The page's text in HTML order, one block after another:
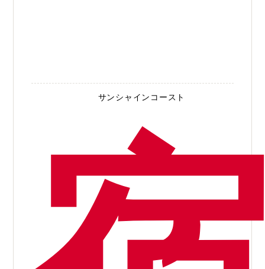
サンシャインコースト